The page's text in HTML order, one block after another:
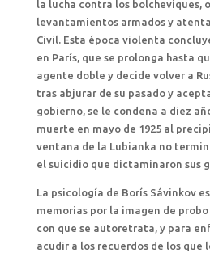
la lucha contra los bolcheviques,
levantamientos armados y
Civil. Esta época violenta
en París, que se prolonga hasta
agente doble y decide volver a
tras abjurar de su pasado y
gobierno, se le condena a diez
muerte en mayo de 1925 al
ventana de la Lubianka no
el suicidio que dictaminaron sus
La psicología de Borís Sávinkov
memorias por la imagen de
con que se autoretrata, y para
acudir a los recuerdos de los que